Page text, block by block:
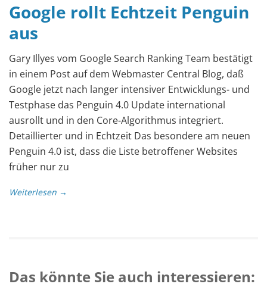
Google rollt Echtzeit Penguin
aus
Gary Illyes vom Google Search Ranking Team bestätigt
in einem Post auf dem Webmaster Central Blog, daß
Google jetzt nach langer intensiver Entwicklungs- und
Testphase das Penguin 4.0 Update international
ausrollt und in den Core-Algorithmus integriert.
Detaillierter und in Echtzeit Das besondere am neuen
Penguin 4.0 ist, dass die Liste betroffener Websites
früher nur zu
Weiterlesen →
Das könnte Sie auch interessieren: